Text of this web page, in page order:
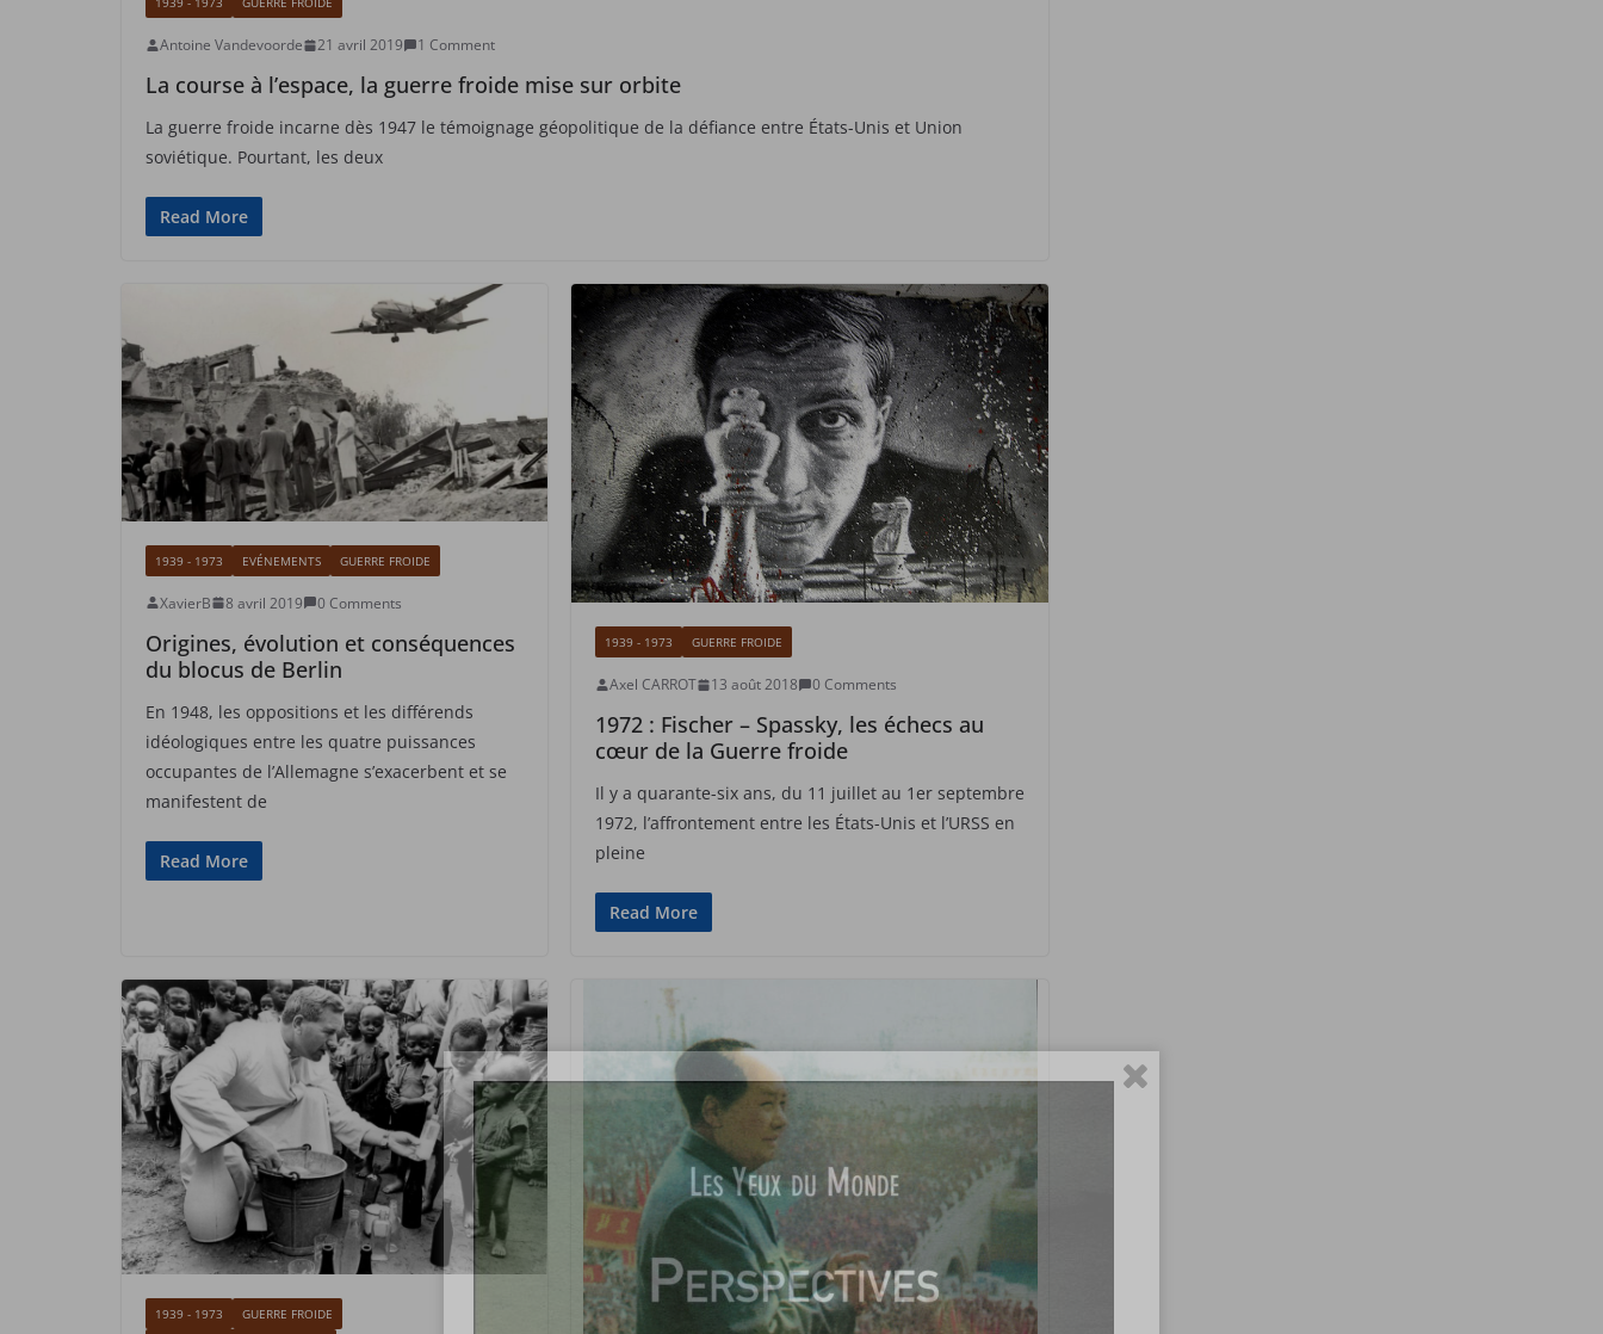
Antoine Vandevoorde 21 avril 2019 1 Comment
La course à l’espace, la guerre froide mise sur orbite
La guerre froide incarne dès 1947 le témoignage géopolitique de la défiance entre États-Unis et Union
soviétique. Pourtant, les deux
Read More
1939 - 1973 EVÉNEMENTS GUERRE FROIDE
XavierB 8 avril 2019 0 Comments
Origines, évolution et conséquences
du blocus de Berlin
En 1948, les oppositions et les différends
idéologiques entre les quatre puissances
occupantes de l’Allemagne s’exacerbent et se
manifestent de
Read More
1939 - 1973 GUERRE FROIDE
Axel CARROT 13 août 2018 0 Comments
1972 : Fischer – Spassky, les échecs au
cœur de la Guerre froide
Il y a quarante-six ans, du 11 juillet au 1er septembre
1972, l’affrontement entre les États-Unis et l’URSS en
pleine
Read More
1939 - 1973
GUERRE FROIDE